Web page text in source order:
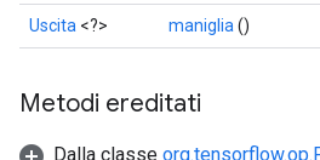
Uscita <?> maniglia ()
Metodi ereditati
Dalla classe